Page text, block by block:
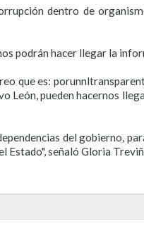
dentro de
podrán hacer llegar la
que es:
León, pueden hacernos
del gobierno,
Estado", señaló Gloria